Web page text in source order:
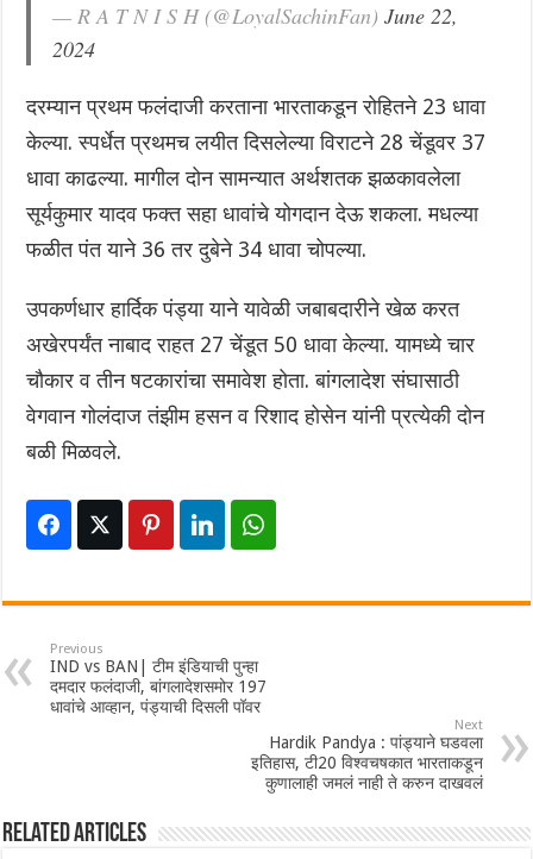
— R A T N I S H (@LoyalSachinFan)June 22,
2024
दरम्यान प्रथम फलंदाजी करताना भारताकडून रोहितने 23 धावा
केल्या. स्पर्धेत प्रथमच लयीत दिसलेल्या विराटने 28 चेंडूवर 37
धावा काढल्या. मागील दोन सामन्यात अर्थशतक झळकावलेला
सूर्यकुमार यादव फक्त सहा धावांचे योगदान देऊ शकला. मधल्या
फळीत पंत याने 36 तर दुबेने 34 धावा चोपल्या.
उपकर्णधार हार्दिक पंड्या याने यावेळी जबाबदारीने खेळ करत
अखेरपर्यंत नाबाद राहत 27 चेंडूत 50 धावा केल्या. यामध्ये चार
चौकार व तीन षटकारांचा समावेश होता. बांगलादेश संघासाठी
वेगवान गोलंदाज तंझीम हसन व रिशाद होसेन यांनी प्रत्येकी दोन
बळी मिळवले.
Previous
IND vs BAN| टीम इंडियाची पुन्हा
दमदार फलंदाजी, बांगलादेशसमोर 197
धावांचे आव्हान, पंड्याची दिसली पॉवर
Next
Hardik Pandya : पांड्याने घडवला
इतिहास, टी20 विश्वचषकात भारताकडून
कुणालाही जमलं नाही ते करुन दाखवलं
Related Articles